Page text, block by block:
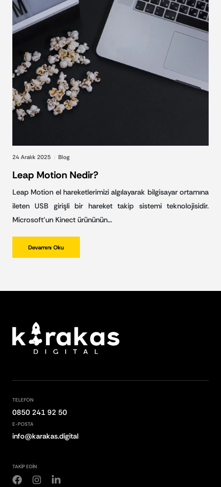
24 Aralık 2025 Blog
Leap Motion Nedir?
Leap Motion el hareketlerimizi algılayarak bilgisayar ortamına
ileten USB girişli bir hareket takip sistemi teknolojisidir.
Microsoft’un Kinect ürününün…
Devamını Oku
TELEFON
0850 241 92 50
E-POSTA
info@karakas.digital
TAKİP EDİN